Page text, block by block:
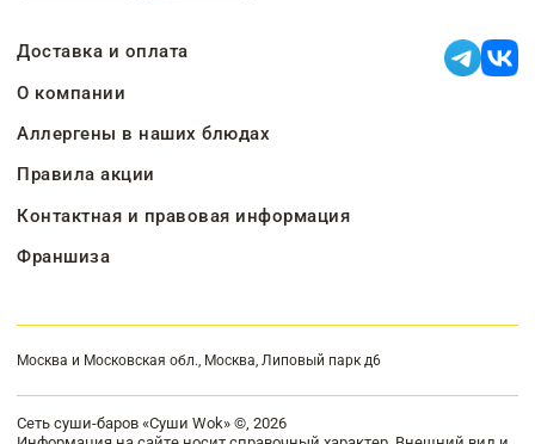
Доставка и оплата
О компании
Аллергены в наших блюдах
Правила акции
Контактная и правовая информация
Франшиза
Москва и Московская обл., Москва, Липовый парк д6
Сеть суши-баров «Суши Wok» ©, 2026